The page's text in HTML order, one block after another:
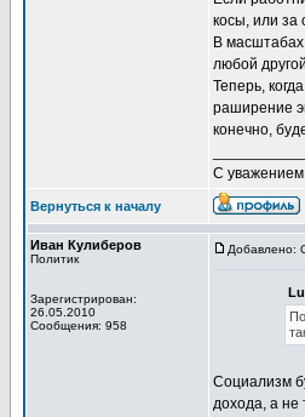
косы, или за
В
любой
Теперь,
раширение
конечно,
С
Вернуться к началу
Иван Кулиберов
Политик
Зарегистрирован:
26.05.2010
Сообщения: 958
Добавлено:
Социализм
дохода, а не